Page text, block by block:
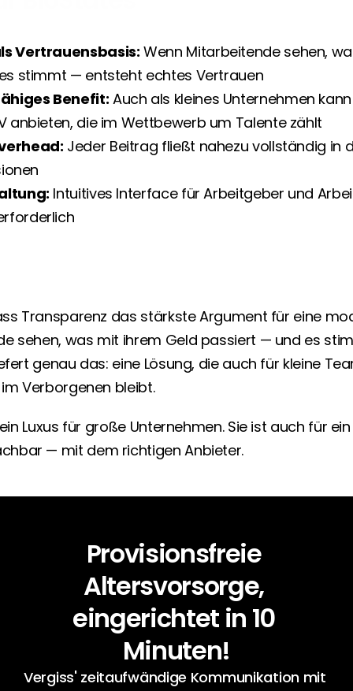
Vertrauensbasis: Wenn Mitarbeitende sehen,
stimmt — entsteht echtes Vertrauen
Benefit: Auch als kleines Unternehmen
anbieten, die im Wettbewerb um Talente zählt
Jeder Beitrag fließt nahezu vollständig in
Intuitives Interface für Arbeitgeber und
Transparenz das stärkste Argument für eine
sehen, was mit ihrem Geld passiert — und es
genau das: eine Lösung, die auch für kleine
Verborgenen bleibt.
Luxus für große Unternehmen. Sie ist auch für
— mit dem richtigen Anbieter.
Provisionsfreie
Altersvorsorge,
eingerichtet in 10
Minuten!
Vergiss' zeitaufwändige Kommunikation mit